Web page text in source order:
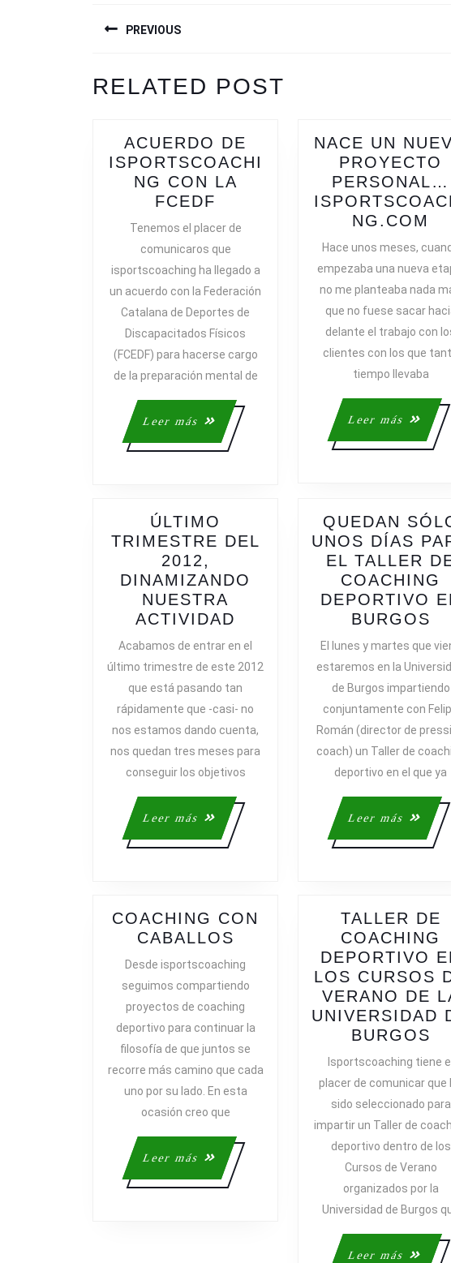
DE
ENTRADAS
PREVIOUS
post:
RELATED POST
ACUERDO DE
ISPORTSCOACHI
NG CON LA
FCEDF
DE
ISPORTSCOACHING
CON
LA
FCEDF
Tenemos el placer de
comunicaros que
isportscoaching ha llegado a
un acuerdo con la Federación
Catalana de Deportes de
Discapacitados Físicos
(FCEDF) para hacerse cargo
de la preparación mental de
Leer más
Leer
más
NACE UN
PROYECTO
PERSONAL…
NG.COM
Hace unos meses,
empezaba una nueva
no me planteaba nada
que no fuese sacar
delante el trabajo con
clientes con los que
tiempo llevaba
Leer más
Leer
más
ÚLTIMO
TRIMESTRE DEL
2012,
DINAMIZANDO
NUESTRA
ACTIVIDAD
TRIMESTRE
2012,
DINAMIZANDO
NUESTRA
ACTIVIDAD
Acabamos de entrar en el
último trimestre de este 2012
que está pasando tan
rápidamente que -casi- no
nos estamos dando cuenta,
nos quedan tres meses para
conseguir los objetivos
Leer más
Leer
más
QUEDAN
UNOS DÍAS
EL TALLER
COACHING
DEPORTIVO
BURGOS
EL
EN
El lunes y martes que
estaremos en la
de Burgos impartiendo
conjuntamente con
Román (director de
coach) un Taller de
deportivo en el que ya
Leer más
Leer
más
COACHING CON
CABALLOS
CABALLOS
Desde isportscoaching
seguimos compartiendo
proyectos de coaching
deportivo para continuar la
filosofía de que juntos se
recorre más camino que cada
uno por su lado. En esta
ocasión creo que
Leer más
Leer
más
TALLER DE
COACHING
DEPORTIVO
LOS CURSOS
VERANO DE
UNIVERSIDAD
BURGOS
EN
DE
Isportscoaching tiene el
placer de comunicar que
sido seleccionado para
impartir un Taller de
deportivo dentro de los
Cursos de Verano
organizados por la
Universidad de Burgos
Leer más Leer